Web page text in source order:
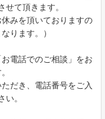
て頂きます。
休みを頂いておりますの
ります。）
電話でのご相談」をお
だき、電話番号をご入
い。